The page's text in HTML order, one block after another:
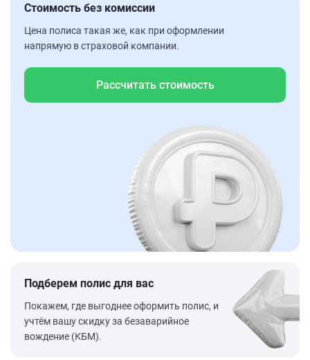
Стоимость без комиссии
Цена полиса такая же, как при оформлении
напрямую в страховой компании.
Рассчитать стоимость
Подберем полис для вас
Покажем, где выгоднее оформить полис, и
учтём вашу скидку за безаварийное
вождение (КБМ).